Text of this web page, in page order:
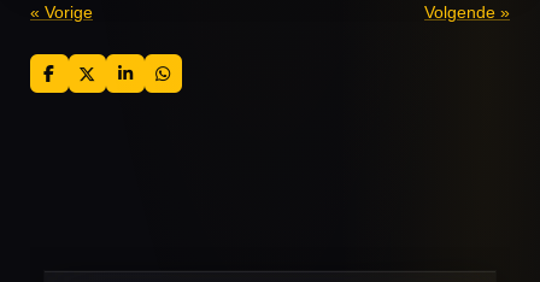
« Vorige Volgende »
D
e
D
e
S
h
D
e